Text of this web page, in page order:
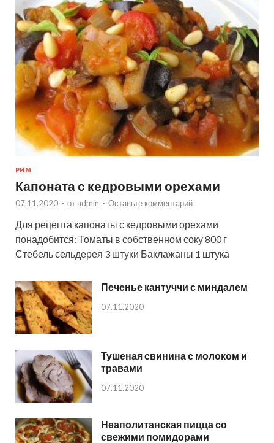
РИМ
Капоната с кедровыми орехами
07.11.2020 - от admin - Оставьте комментарий
Для рецепта капонаты с кедровыми орехами
понадобится: Томаты в собственном соку 800 г
Стебель сельдерея 3 штуки Баклажаны 1 штука
Печенье кантуччи с миндалем
07.11.2020
Тушеная свинина с молоком и
травами
07.11.2020
Неаполитанская пицца со
свежими помидорами